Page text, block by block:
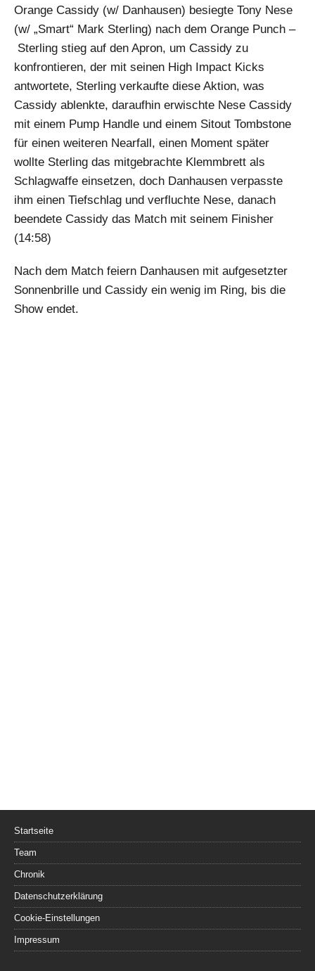
Orange Cassidy (w/ Danhausen) besiegte Tony Nese
(w/ „Smart“ Mark Sterling) nach dem Orange Punch –
Sterling stieg auf den Apron, um Cassidy zu
konfrontieren, der mit seinen High Impact Kicks
antwortete, Sterling verkaufte diese Aktion, was
Cassidy ablenkte, daraufhin erwischte Nese Cassidy
mit einem Pump Handle und einem Sitout Tombstone
für einen weiteren Nearfall, einen Moment später
wollte Sterling das mitgebrachte Klemmbrett als
Schlagwaffe einsetzen, doch Danhausen verpasste
ihm einen Tiefschlag und verfluchte Nese, danach
beendete Cassidy das Match mit seinem Finisher
(14:58)
Nach dem Match feiern Danhausen mit aufgesetzter
Sonnenbrille und Cassidy ein wenig im Ring, bis die
Show endet.
Startseite
Team
Chronik
Datenschutzerklärung
Cookie-Einstellungen
Impressum